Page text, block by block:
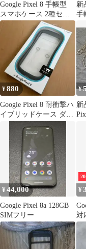
Google Pixel 8 手帳型
スマホケース 2種セッ
ト
新
手
¥880
Google Pixel 8 耐衝撃ハ
イブリッドケース ダー
クグレー
¥
新
¥44,000
Google Pixel 8a 128GB
SIMフリー
¥
対
明